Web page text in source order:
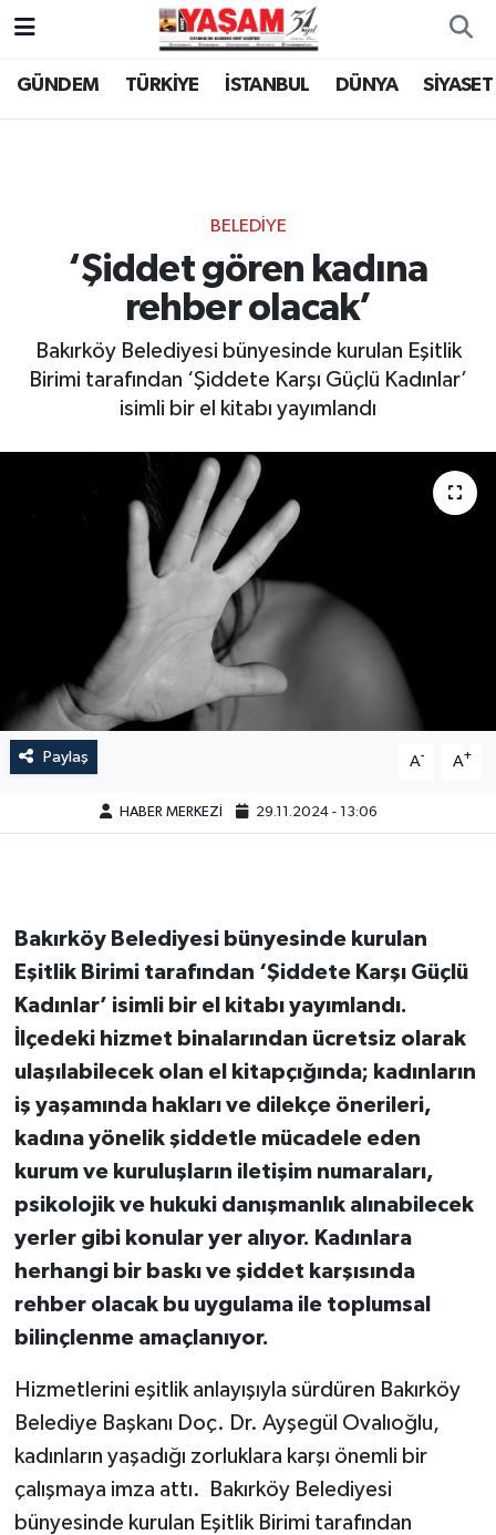
GÜNDEM TÜRKİYE İSTANBUL DÜNYA SİYASET
BELEDİYE
‘Şiddet gören kadına
rehber olacak’
Bakırköy Belediyesi bünyesinde kurulan Eşitlik
Birimi tarafından ‘Şiddete Karşı Güçlü Kadınlar’
isimli bir el kitabı yayımlandı
Paylaş A- A+
HABER MERKEZİ 29.11.2024 - 13:06
Bakırköy Belediyesi bünyesinde kurulan
Eşitlik Birimi tarafından ‘Şiddete Karşı Güçlü
Kadınlar’ isimli bir el kitabı yayımlandı.
İlçedeki hizmet binalarından ücretsiz olarak
ulaşılabilecek olan el kitapçığında; kadınların
iş yaşamında hakları ve dilekçe önerileri,
kadına yönelik şiddetle mücadele eden
kurum ve kuruluşların iletişim numaraları,
psikolojik ve hukuki danışmanlık alınabilecek
yerler gibi konular yer alıyor. Kadınlara
herhangi bir baskı ve şiddet karşısında
rehber olacak bu uygulama ile toplumsal
bilinçlenme amaçlanıyor.
Hizmetlerini eşitlik anlayışıyla sürdüren Bakırköy
Belediye Başkanı Doç. Dr. Ayşegül Ovalıoğlu,
kadınların yaşadığı zorluklara karşı önemli bir
çalışmaya imza attı. Bakırköy Belediyesi
bünyesinde kurulan Eşitlik Birimi tarafından